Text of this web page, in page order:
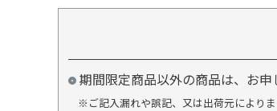
期間限定商品以外の商品は、お申
※ご記入漏れや誤記、又は出荷元により